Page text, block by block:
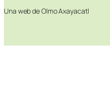
Una web de Olmo Axayacatl